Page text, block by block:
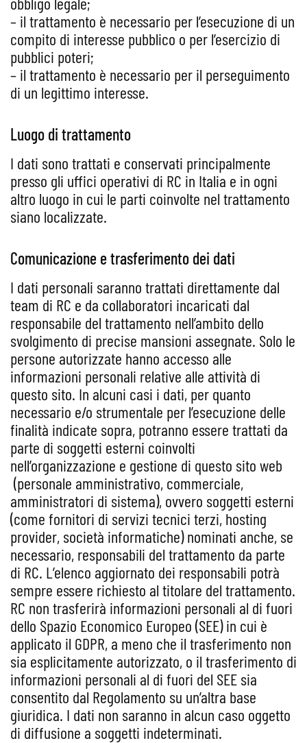
– il trattamento è necessario per l’esecuzione di un
compito di interesse pubblico o per l’esercizio di
pubblici poteri;
– il trattamento è necessario per il perseguimento
di un legittimo interesse.
Luogo di trattamento
I dati sono trattati e conservati principalmente
presso gli uffici operativi di RC in Italia e in ogni
altro luogo in cui le parti coinvolte nel trattamento
siano localizzate.
Comunicazione e trasferimento dei dati
I dati personali saranno trattati direttamente dal
team di RC e da collaboratori incaricati dal
responsabile del trattamento nell’ambito dello
svolgimento di precise mansioni assegnate. Solo le
persone autorizzate hanno accesso alle
informazioni personali relative alle attività di
questo sito. In alcuni casi i dati, per quanto
necessario e/o strumentale per l’esecuzione delle
finalità indicate sopra, potranno essere trattati da
parte di soggetti esterni coinvolti
nell’organizzazione e gestione di questo sito web
(personale amministrativo, commerciale,
amministratori di sistema), ovvero soggetti esterni
(come fornitori di servizi tecnici terzi, hosting
provider, società informatiche) nominati anche, se
necessario, responsabili del trattamento da parte
di RC. L’elenco aggiornato dei responsabili potrà
sempre essere richiesto al titolare del trattamento.
RC non trasferirà informazioni personali al di fuori
dello Spazio Economico Europeo (SEE) in cui è
applicato il GDPR, a meno che il trasferimento non
sia esplicitamente autorizzato, o il trasferimento di
informazioni personali al di fuori del SEE sia
consentito dal Regolamento su un’altra base
giuridica. I dati non saranno in alcun caso oggetto
di diffusione a soggetti indeterminati.